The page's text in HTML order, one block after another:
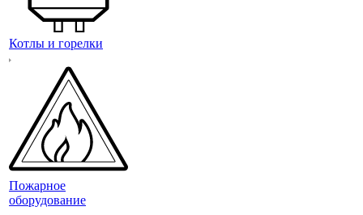
Котлы и горелки
Пожарное
оборудование